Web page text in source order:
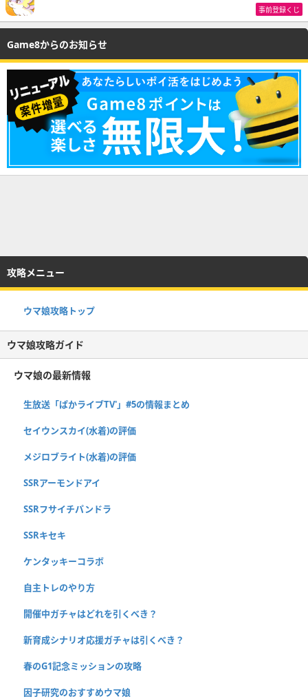
事前登録くじ
Game8からのお知らせ
攻略メニュー
ウマ娘攻略トップ
ウマ娘攻略ガイド
ウマ娘の最新情報
生放送「ぱかライブTV'」#5の情報まとめ
セイウンスカイ(水着)の評価
メジロブライト(水着)の評価
SSRアーモンドアイ
SSRフサイチパンドラ
SSRキセキ
ケンタッキーコラボ
自主トレのやり方
開催中ガチャはどれを引くべき？
新育成シナリオ応援ガチャは引くべき？
春のG1記念ミッションの攻略
因子研究のおすすめウマ娘